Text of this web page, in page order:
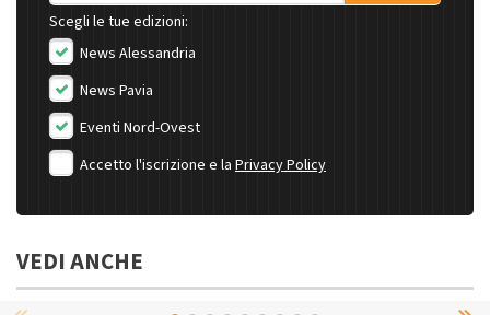
Scegli le tue edizioni:
News Alessandria
News Pavia
Eventi Nord-Ovest
Accetto l'iscrizione e la Privacy Policy
VEDI ANCHE